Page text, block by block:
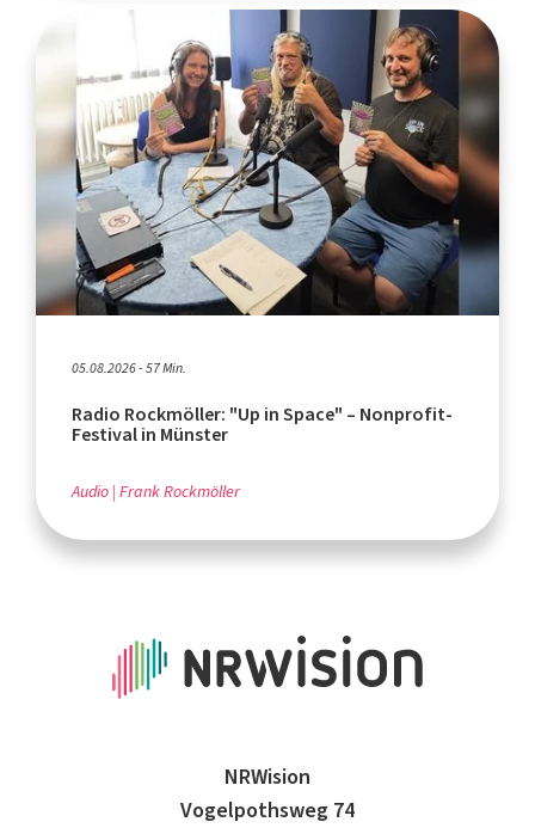
05.08.2026 - 57 Min.
Radio Rockmöller: "Up in Space" – Nonprofit-
Festival in Münster
Audio Frank Rockmöller
NRWision
Vogelpothsweg 74